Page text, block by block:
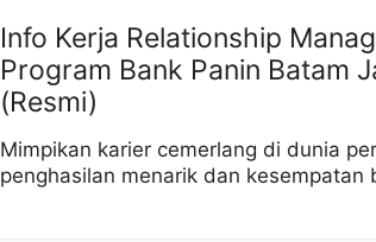
Info Kerja Relationship
Program Bank Panin Batam
(Resmi)
Mimpikan karier cemerlang di dunia
penghasilan menarik dan kesempatan